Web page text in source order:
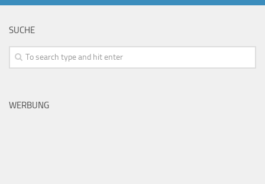
SUCHE
WERBUNG